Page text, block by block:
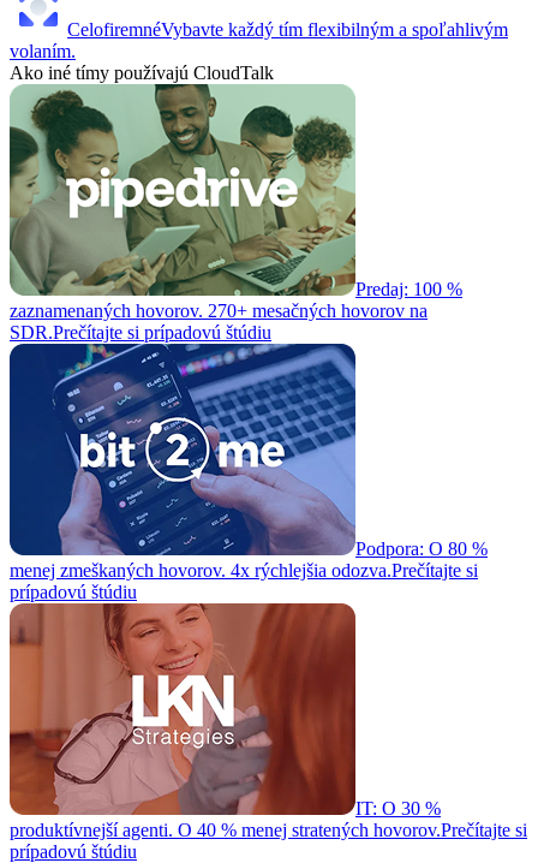
CelofiremnéVybavte každý tím flexibilným a spoľahlivým
volaním.
Ako iné tímy používajú CloudTalk
Predaj: 100 %
zaznamenaných hovorov. 270+ mesačných hovorov na
SDR.Prečítajte si prípadovú štúdiu
Podpora: O 80 %
menej zmeškaných hovorov. 4x rýchlejšia odozva.Prečítajte si
prípadovú štúdiu
IT: O 30 %
produktívnejší agenti. O 40 % menej stratených hovorov.Prečítajte si
prípadovú štúdiu